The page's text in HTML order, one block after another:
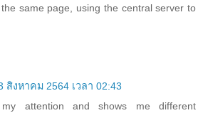
same page, using the central server to
สิงหาคม 2564 เวลา 02:43
attention and shows me different